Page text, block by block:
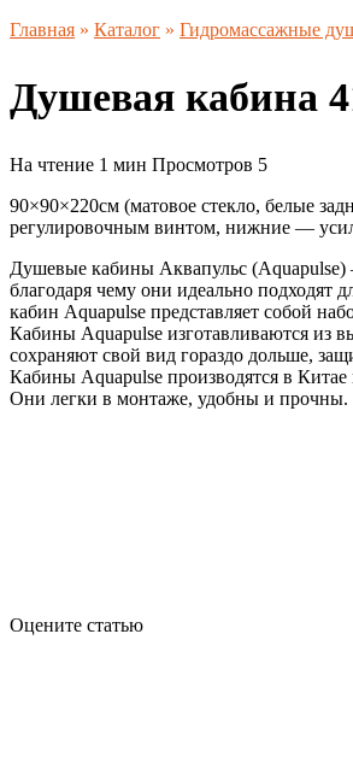
Главная » Каталог » Гидромассажные
Душевая кабина
На чтение 1 мин Просмотров 5
90×90×220см (матовое стекло, белые
регулировочным винтом, нижние —
Душевые кабины Аквапульс
благодаря чему они идеально
кабин Aquapulse представляет собой
Кабины Aquapulse изготавливаются из
сохраняют свой вид гораздо дольше,
Кабины Aquapulse производятся в
Они легки в монтаже, удобны и прочны.
Оцените статью